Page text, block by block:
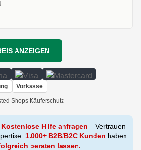
ANZEIGEN
Vorkasse
Shops Käuferschutz
Kostenlose Hilfe anfragen – Vertrauen
1.000+ B2B/B2C Kunden haben
beraten lassen.